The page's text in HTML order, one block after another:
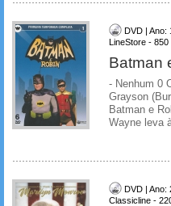
DVD |
LineStore -
Batman
- Nenhum 0
Grayson
Batman e
Wayne leva
DVD |
Classicline -